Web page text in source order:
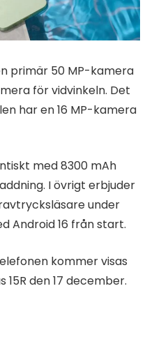
primär 50 MP-kamera
för vidvinkeln. Det
har en 16 MP-kamera
med 8300 mAh
I övrigt erbjuder
under
Android 16 från start.
kommer visas
den 17 december.